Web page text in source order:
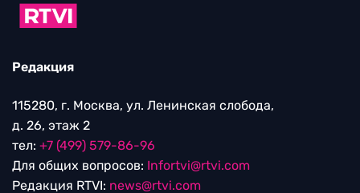
Редакция
115280, г. Москва, ул. Ленинская слобода,
д. 26, этаж 2
тел: +7 (499) 579-86-96
Для общих вопросов: Infortvi@rtvi.com
Редакция RTVI: news@rtvi.com